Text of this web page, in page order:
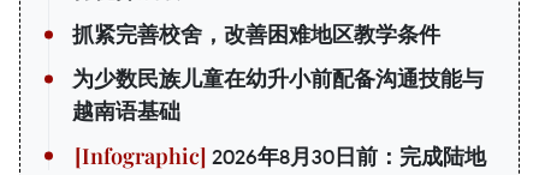
抓紧完善校舍，改善困难地区教学条件
为少数民族儿童在幼升小前配备沟通技能与
越南语基础
2026年8月30日前：完成陆地